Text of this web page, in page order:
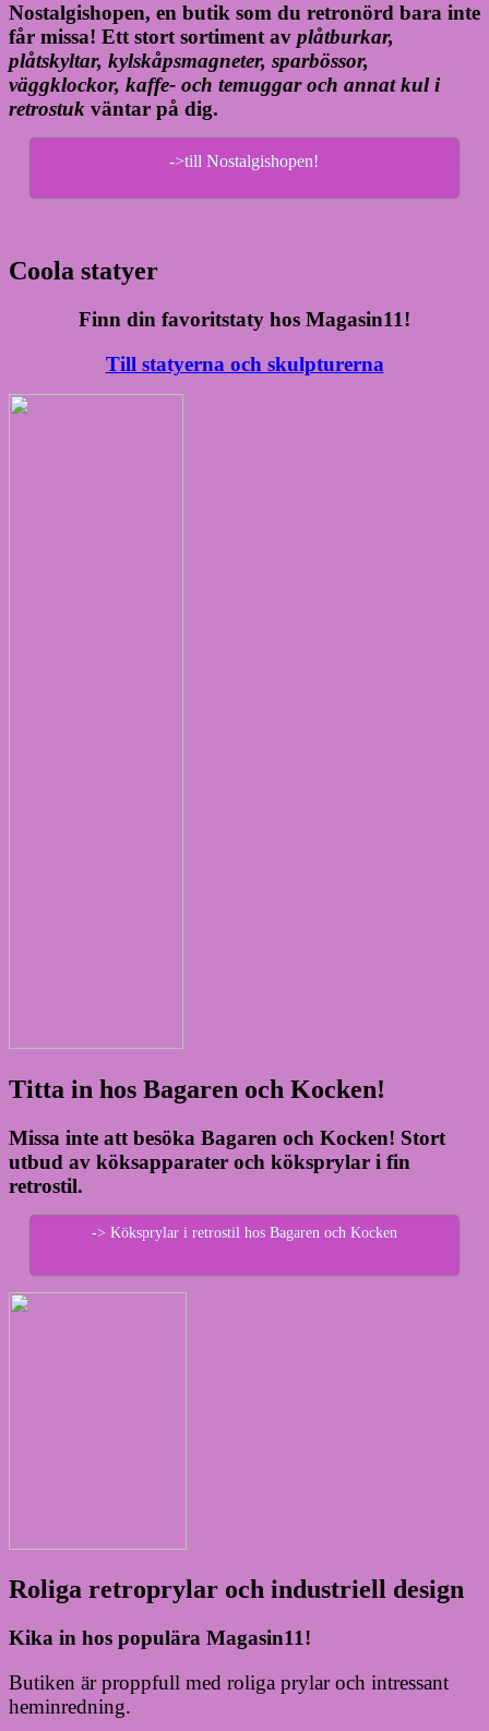
Nostalgishopen, en butik som du retronörd bara inte
får missa! Ett stort sortiment av plåtburkar,
plåtskyltar, kylskåpsmagneter, sparbössor,
väggklockor, kaffe- och temuggar och annat kul i
retrostuk väntar på dig.
->till Nostalgishopen!
Coola statyer
Finn din favoritstaty hos Magasin11!
Till statyerna och skulpturerna
Titta in hos Bagaren och Kocken!
Missa inte att besöka Bagaren och Kocken! Stort
utbud av köksapparater och köksprylar i fin
retrostil.
-> Köksprylar i retrostil hos Bagaren och Kocken
Roliga retroprylar och industriell design
Kika in hos populära Magasin11!
Butiken är proppfull med roliga prylar och intressant
heminredning.